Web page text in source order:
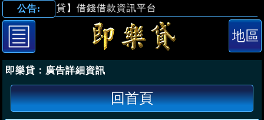
公告:
【即樂貸】借錢借款資訊平台
即樂貸： 廣告詳細資訊
回首頁